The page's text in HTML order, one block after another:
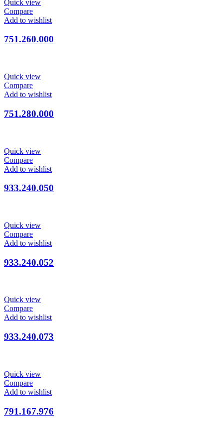
Quick view
Compare
Add to wishlist
751.260.000
Quick view
Compare
Add to wishlist
751.280.000
Quick view
Compare
Add to wishlist
933.240.050
Quick view
Compare
Add to wishlist
933.240.052
Quick view
Compare
Add to wishlist
933.240.073
Quick view
Compare
Add to wishlist
791.167.976